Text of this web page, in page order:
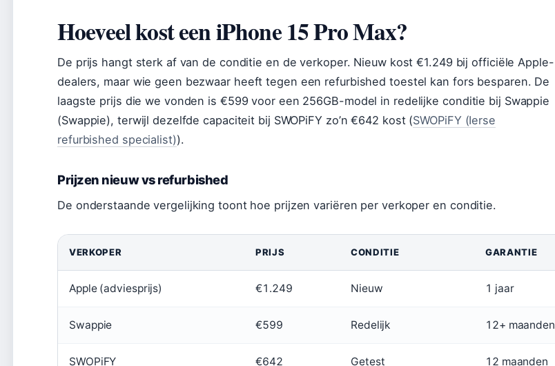
Hoeveel kost een iPhone 15 Pro Max?
De prijs hangt sterk af van de conditie en de verkoper. Nieuw kost €1.249 bij officiële Apple-
dealers, maar wie geen bezwaar heeft tegen een refurbished toestel kan fors besparen. De
laagste prijs die we vonden is €599 voor een 256GB-model in redelijke conditie bij Swappie
(Swappie), terwijl dezelfde capaciteit bij SWOPiFY zo’n €642 kost (SWOPiFY (Ierse
refurbished specialist)).
Prijzen nieuw vs refurbished
De onderstaande vergelijking toont hoe prijzen variëren per verkoper en conditie.
VERKOPER PRIJS CONDITIE GARANTIE
Apple (adviesprijs) €1.249 Nieuw 1 jaar
Swappie €599 Redelijk 12+ maanden
SWOPiFY €642 Getest 12 maanden